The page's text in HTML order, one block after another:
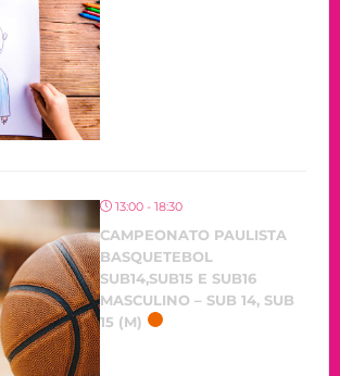
13:00 - 18:30
CAMPEONATO PAULISTA
BASQUETEBOL
SUB14,SUB15 E SUB16
MASCULINO – SUB 14, SUB
15 (M)